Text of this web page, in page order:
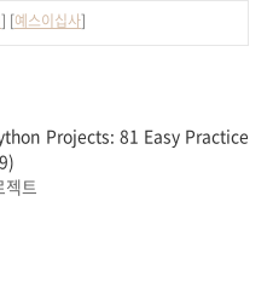
] [예스이십사]
Projects: 81 Easy Practice
젝트